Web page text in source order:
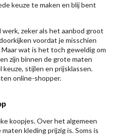
keuze te maken en blij bent
zeker als het aanbod groot
voordat je misschien
wat is het toch geweldig om
zijn binnen de grote maten
keuze, stijlen en prijsklassen.
online-shopper.
koopjes. Over het algemeen
kleding prijzig is. Soms is